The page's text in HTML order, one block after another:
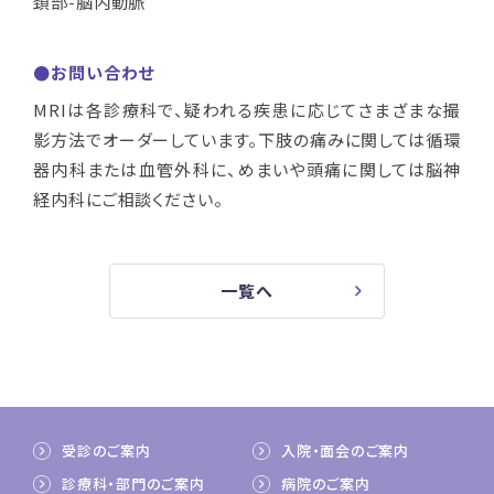
●お問い合わせ
MRIは各診療科で、疑われる疾患に応じてさまざまな撮
影方法でオーダーしています。下肢の痛みに関しては循環
器内科または血管外科に、めまいや頭痛に関しては脳神
経内科にご相談ください。
一覧へ
受診のご案内
入院・面会のご案内
診療科・部門のご案内
病院のご案内